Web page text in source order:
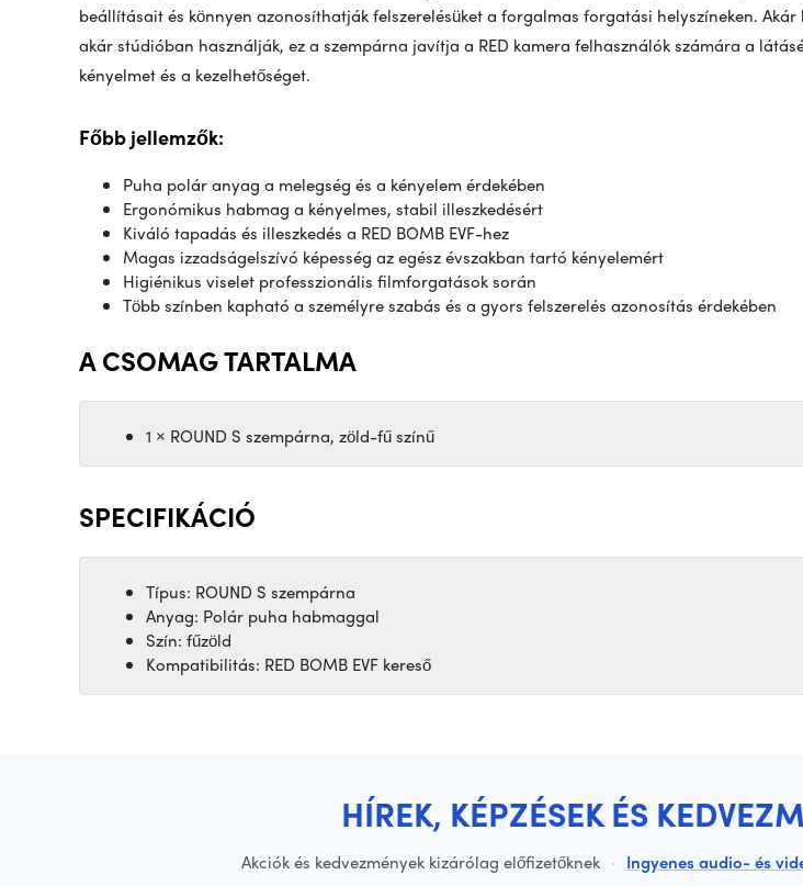
beállításait és könnyen azonosíthatják felszerelésüket a forgalmas forgatási helyszíneken. Akár
akár stúdióban használják, ez a szempárna javítja a RED kamera felhasználók számára a
kényelmet és a kezelhetőséget.
Főbb jellemzők:
Puha polár anyag a melegség és a kényelem érdekében
Ergonómikus habmag a kényelmes, stabil illeszkedésért
Kiváló tapadás és illeszkedés a RED BOMB EVF-hez
Magas izzadságelszívó képesség az egész évszakban tartó kényelemért
Higiénikus viselet professzionális filmforgatások során
Több színben kapható a személyre szabás és a gyors felszerelés azonosítás érdekében
A CSOMAG TARTALMA
1 × ROUND S szempárna, zöld-fű színű
SPECIFIKÁCIÓ
Típus: ROUND S szempárna
Anyag: Polár puha habmaggal
Szín: fűzöld
Kompatibilitás: RED BOMB EVF kereső
HÍREK, KÉPZÉSEK ÉS
Akciók és kedvezmények kizárólag előfizetőknek · Ingyenes audio- és